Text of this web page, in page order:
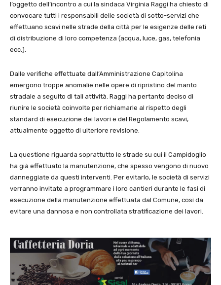
l’oggetto dell’incontro a cui la sindaca Virginia Raggi ha chiesto di
convocare tutti i responsabili delle società di sotto-servizi che
effettuano scavi nelle strade della città per le esigenze delle reti
di distribuzione di loro competenza (acqua, luce, gas, telefonia
ecc.).
Dalle verifiche effettuate dall’Amministrazione Capitolina
emergono troppe anomalie nelle opere di ripristino del manto
stradale a seguito di tali attività. Raggi ha pertanto deciso di
riunire le società coinvolte per richiamarle al rispetto degli
standard di esecuzione dei lavori e del Regolamento scavi,
attualmente oggetto di ulteriore revisione.
La questione riguarda soprattutto le strade su cui il Campidoglio
ha già effettuato la manutenzione, che spesso vengono di nuovo
danneggiate da questi interventi. Per evitarlo, le società di servizi
verranno invitate a programmare i loro cantieri durante le fasi di
esecuzione della manutenzione effettuata dal Comune, così da
evitare una dannosa e non controllata stratificazione dei lavori.